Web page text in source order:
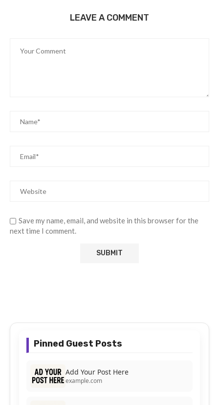
LEAVE A COMMENT
Save my name, email, and website in this browser for the
next time I comment.
Pinned Guest Posts
Add Your Post Here
example.com